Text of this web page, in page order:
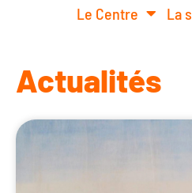
Le Centre La
Actualités